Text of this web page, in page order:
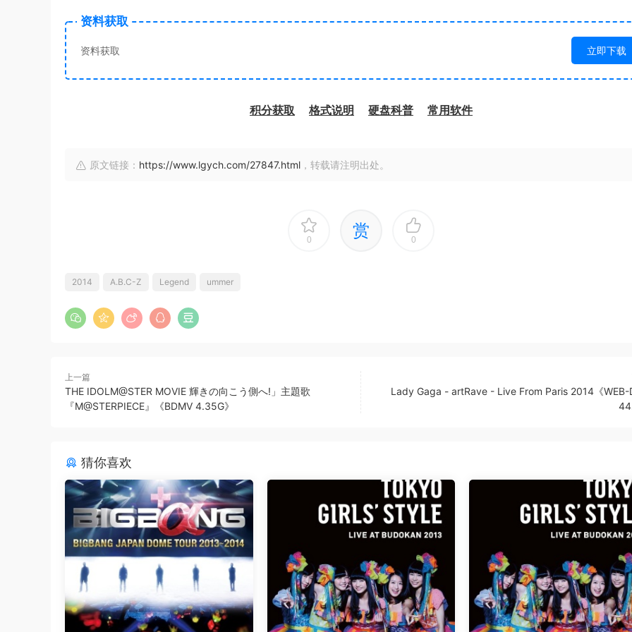
资料获取
资料获取 立即下载
积分获取 格式说明 硬盘科普 常用软件
原文链接： https://www.lgych.com/27847.html ，转载请注明出处。
0 赏 0
2014 A.B.C-Z Legend ummer
上一篇
THE IDOLM@STER MOVIE 輝きの向こう側へ!」主題歌
『M@STERPIECE』《BDMV 4.35G》
Lady Gaga - artRave - Live From Paris 2014《WEB-
猜你喜欢